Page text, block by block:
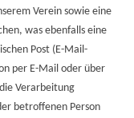
Verein sowie eine
was ebenfalls eine
Post (E-Mail-
per E-Mail oder über
Verarbeitung
betroffenen Person